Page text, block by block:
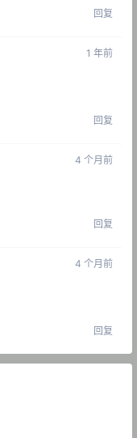
回复
1 年前
回复
4 个月前
回复
4 个月前
回复